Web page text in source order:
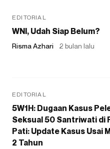
EDITORIAL
WNI, Udah Siap Belum?
Risma Azhari 2 bulan lalu
EDITORIAL
5W1H: Dugaan Kasus
Seksual 50 Santriwati di
Pati: Update Kasus Usai
2 Tahun